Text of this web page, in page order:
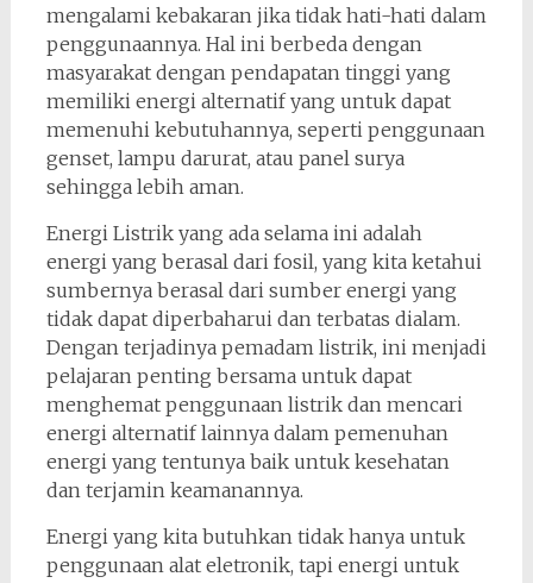
mengalami kebakaran jika tidak hati-hati dalam
penggunaannya. Hal ini berbeda dengan
masyarakat dengan pendapatan tinggi yang
memiliki energi alternatif yang untuk dapat
memenuhi kebutuhannya, seperti penggunaan
genset, lampu darurat, atau panel surya
sehingga lebih aman.
Energi Listrik yang ada selama ini adalah
energi yang berasal dari fosil, yang kita ketahui
sumbernya berasal dari sumber energi yang
tidak dapat diperbaharui dan terbatas dialam.
Dengan terjadinya pemadam listrik, ini menjadi
pelajaran penting bersama untuk dapat
menghemat penggunaan listrik dan mencari
energi alternatif lainnya dalam pemenuhan
energi yang tentunya baik untuk kesehatan
dan terjamin keamanannya.
Energi yang kita butuhkan tidak hanya untuk
penggunaan alat eletronik, tapi energi untuk